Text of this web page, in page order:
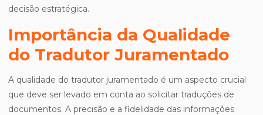
decisão estratégica.
Importância da Qualidade
do Tradutor Juramentado
A qualidade do tradutor juramentado é um aspecto crucial
que deve ser levado em conta ao solicitar traduções de
documentos. A precisão e a fidelidade das informações